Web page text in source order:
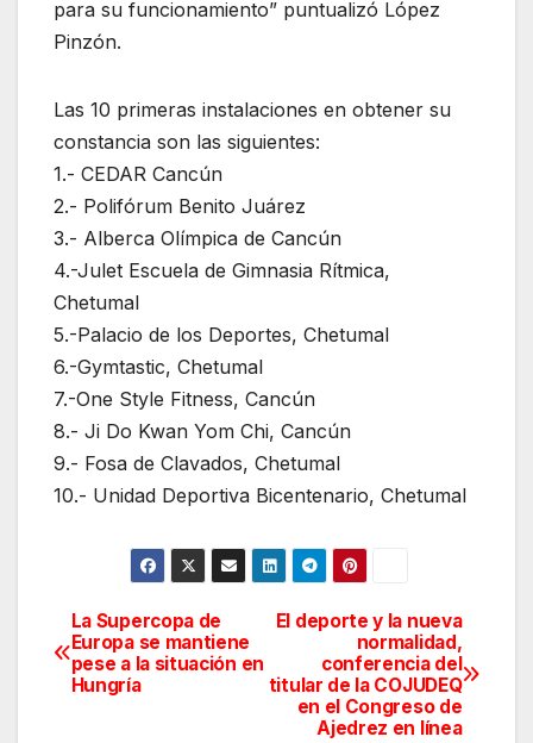
para su funcionamiento” puntualizó López
Pinzón.
Las 10 primeras instalaciones en obtener su
constancia son las siguientes:
1.- CEDAR Cancún
2.- Polifórum Benito Juárez
3.- Alberca Olímpica de Cancún
4.-Julet Escuela de Gimnasia Rítmica,
Chetumal
5.-Palacio de los Deportes, Chetumal
6.-Gymtastic, Chetumal
7.-One Style Fitness, Cancún
8.- Ji Do Kwan Yom Chi, Cancún
9.- Fosa de Clavados, Chetumal
10.- Unidad Deportiva Bicentenario, Chetumal
Navegación
de
El deporte y la nueva
normalidad,
conferencia del
titular de la COJUDEQ
en el Congreso de
Ajedrez en línea
La Supercopa de
Europa se mantiene
pese a la situación en
Hungría